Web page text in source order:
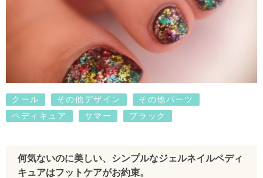
クール その他デザイン
その他パーツ
ペディキュア
サマー ブラック
何気ないのに美しい、シンプルなジェルネイルペディ
キュアはフットケアがお約束。